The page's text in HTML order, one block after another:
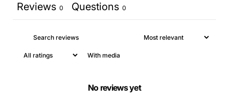
Reviews 0 Questions 0
With media
No reviews yet